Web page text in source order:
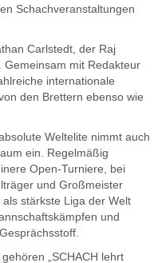
Schachveranstaltungen
Carlstedt, der Raj
Gemeinsam mit Redakteur
internationale
den Brettern ebenso wie
Weltelite nimmt auch
ein. Regelmäßig
Open-Turniere, bei
und Großmeister
stärkste Liga der Welt
und
„SCHACH lehrt